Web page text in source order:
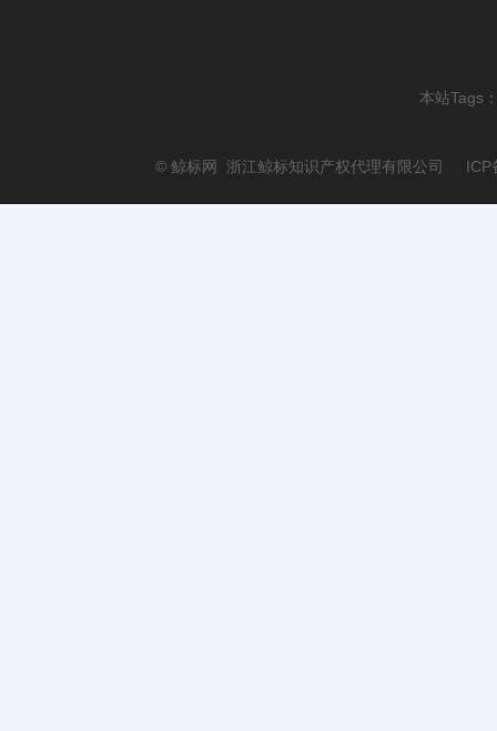
本站Tags
© 鲸标网 浙江鲸标知识产权代理有限公司 ICP